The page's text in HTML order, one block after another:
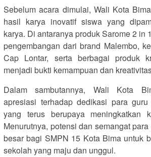
Sebelum acara dimulai, Wali Kota
hasil karya inovatif siswa yang
karya. Di antaranya produk Sarome 2 in
pengembangan dari brand Malembo,
Cap Lontar, serta berbagai produk
menjadi bukti kemampuan dan
Dalam sambutannya, Wali Kota
apresiasi terhadap dedikasi para
yang terus berupaya meningkatkan
Menurutnya, potensi dan semangat
besar bagi SMPN 15 Kota Bima untuk
sekolah yang maju dan unggul.